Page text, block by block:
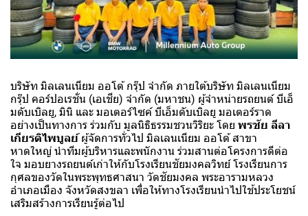
บริษัท มิลเลนเนียม ออโต้ กรุ๊ป จำกัด ภายใต้บริษัท มิลเลนเนียม
กรุ๊ป คอร์ปอเรชั่น (เอเชีย) จำกัด (มหาชน) ผู้จำหน่ายรถยนต์ บีเอ็
มดับเบิลยู, มินิ และ มอเตอร์ไซค์ บีเอ็มดับเบิลยู มอเตอร์ราด
อย่างเป็นทางการ ร่วมกับ มูลนิธิธรรมชวนวิริยะ โดย พรชัย ลีลา
เกียรติไพบูลย์ผู้จัดการทั่วไป มิลเลนเนียม ออโต้ สาขา
หาดใหญ่ นำทีมผู้บริหารและพนักงาน ร่วมสานต่อโครงการดีต่อ
ใจ มอบยางรถยนต์เก่าให้กับโรงเรียนชัยมงคลวิทย์ โรงเรียนการ
กุศลของวัดในพระพุทธศาสนา วัดชัยมงคล พระอารามหลวง
อำเภอเมือง จังหวัดสงขลา เพื่อให้ทางโรงเรียนนำไปใช้ประโยชน์
เสริมสร้างการเรียนรู้ต่อไป